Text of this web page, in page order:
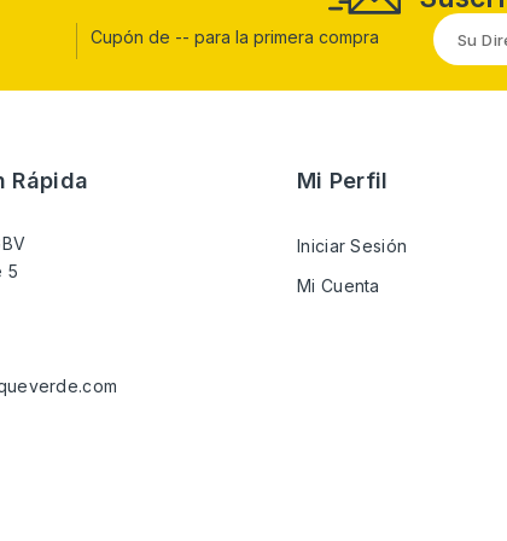
Cupón de -- para la primera compra
Rápida
5
Mi Perfil
Iniciar Sesión
Mi Cuenta